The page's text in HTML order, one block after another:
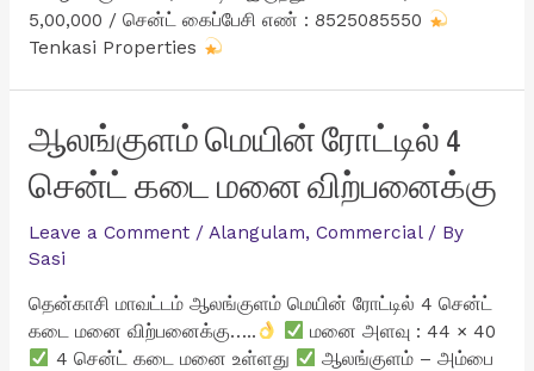
5,00,000 / சென்ட் கைப்பேசி எண் : 8525085550
Tenkasi Properties
ஆலங்குளம் மெயின் ரோட்டில் 4
சென்ட் கடை மனை விற்பனைக்கு
Leave a Comment / Alangulam, Commercial/ By
Sasi
தென்காசி மாவட்டம் ஆலங்குளம் மெயின் ரோட்டில் 4 சென்ட்
கடை மனை விற்பனைக்கு…..
மனை அளவு : 44 × 40
4 சென்ட் கடை மனை உள்ளது
ஆலங்குளம் – அம்பை